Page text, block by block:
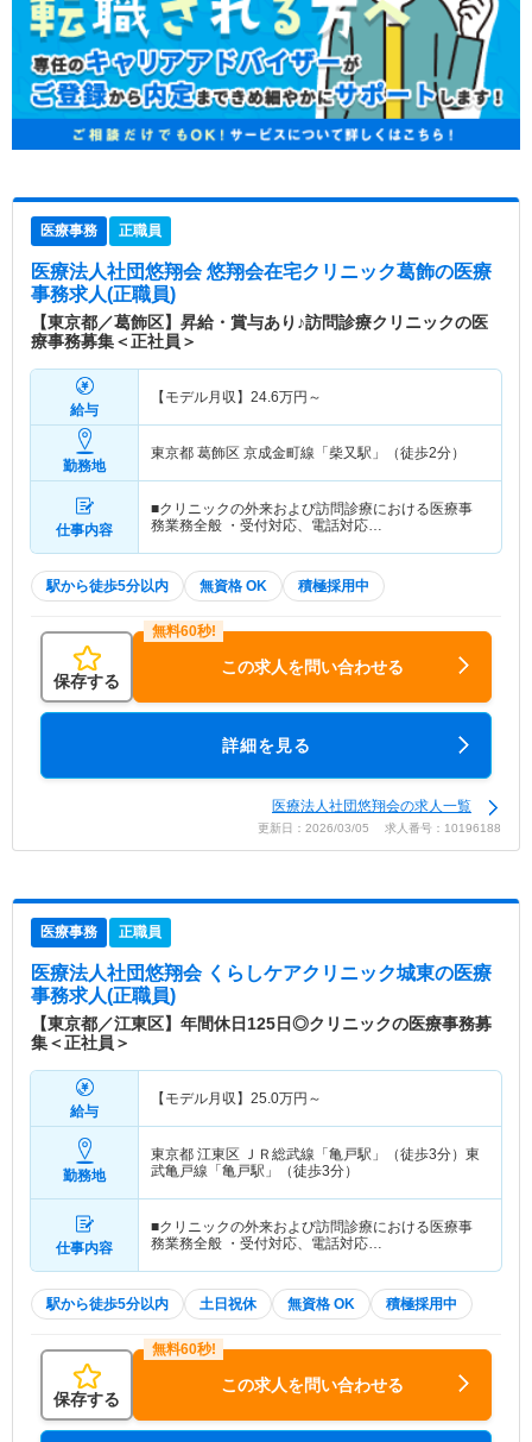
医療事務 正職員
医療法人社団悠翔会 悠翔会在宅クリニック葛飾の医療
事務求人(正職員)
【東京都／葛飾区】昇給・賞与あり♪訪問診療クリニックの医
療事務募集＜正社員＞
給与
【モデル月収】 24.6万円～
勤務地
東京都 葛飾区 京成金町線「柴又駅」（徒歩2分）
仕事内容
■クリニックの外来および訪問診療における医療事
務業務全般 ・受付対応、電話対応…
駅から徒歩5分以内 無資格 OK 積極採用中
保存する
この求人を問い合わせる
詳細を見る
医療法人社団悠翔会の求人一覧
更新日：2026/03/05 求人番号：10196188
医療事務 正職員
医療法人社団悠翔会 くらしケアクリニック城東の医療
事務求人(正職員)
【東京都／江東区】年間休日125日◎クリニックの医療事務募
集＜正社員＞
給与
【モデル月収】 25.0万円～
勤務地
東京都 江東区 ＪＲ総武線「亀戸駅」（徒歩3分）東
武亀戸線「亀戸駅」（徒歩3分）
仕事内容
■クリニックの外来および訪問診療における医療事
務業務全般 ・受付対応、電話対応…
駅から徒歩5分以内 土日祝休 無資格 OK 積極採用中
保存する
この求人を問い合わせる